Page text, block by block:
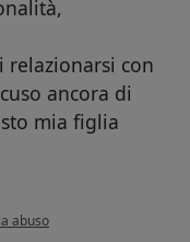
relazionarsi con
ancora di
mia figlia
l'opinione dell'utente
abuso